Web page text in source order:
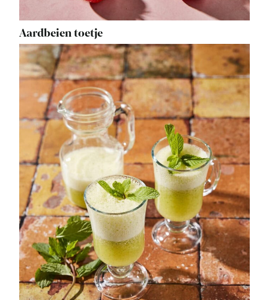
Aardbeien toetje